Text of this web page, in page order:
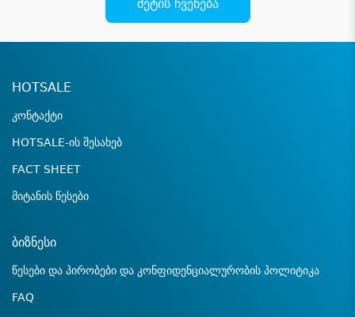
მეტის ჩვენება
HOTSALE
კონტაქტი
HOTSALE-ის შესახებ
FACT SHEET
მიტანის წესები
ბიზნესი
წესები და პირობები და კონფიდენციალურობის პოლიტიკა
FAQ